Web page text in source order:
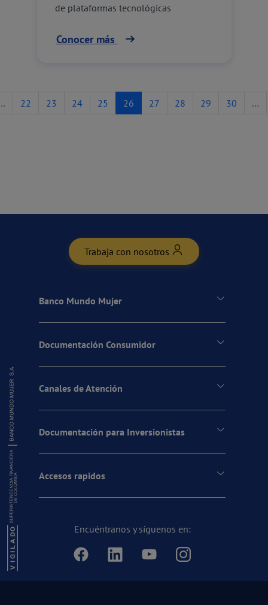
de plataformas tecnológicas
Conocer más
22 23 24 25 26 27 28 29 30 …
Trabaja con nosotros
Banco Mundo Mujer
Documentación Consumidor
Canales de Atención
Documentación para Inversionistas
Accesos rapidos
Encuéntranos y síguenos en: